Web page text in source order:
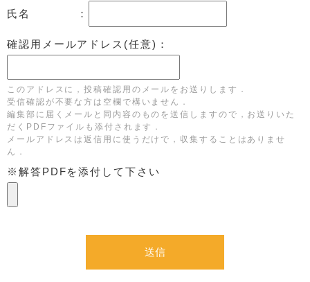
氏名 ：
確認用メールアドレス(任意)：
このアドレスに，投稿確認用のメールをお送りします．
受信確認が不要な方は空欄で構いません．
編集部に届くメールと同内容のものを送信しますので，お送りいた
だくPDFファイルも添付されます．
メールアドレスは返信用に使うだけで，収集することはありませ
ん．
※解答PDFを添付して下さい